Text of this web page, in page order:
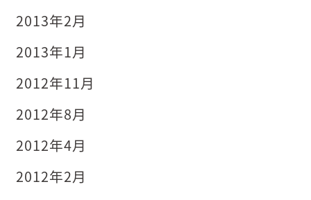
2013年2月
2013年1月
2012年11月
2012年8月
2012年4月
2012年2月